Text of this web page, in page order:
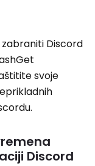
zabraniti Discord
svoje
Discord